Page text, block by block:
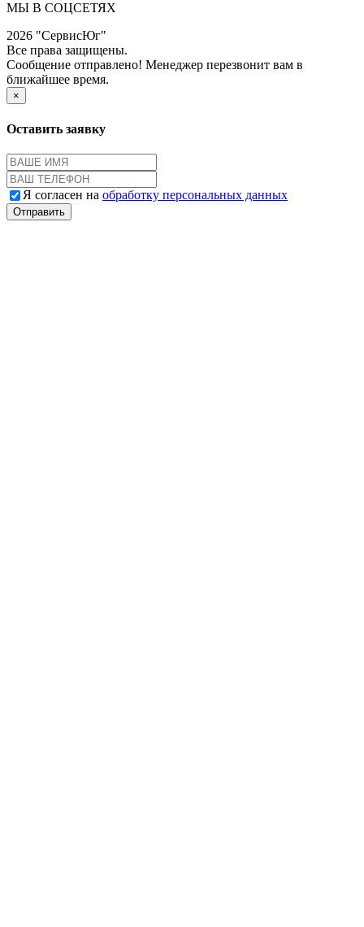
МЫ В СОЦСЕТЯХ
2026 "СервисЮг"
Все права защищены.
Сообщение отправлено! Менеджер перезвонит вам в
ближайшее время.
×
Оставить заявку
Я согласен на обработку персональных данных